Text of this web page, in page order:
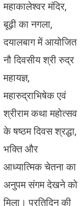
महाकालेश्वर मंदिर,
बूढ़ी का नगला,
दयालबाग में आयोजित
नौ दिवसीय श्री रुद्र
महायज्ञ,
महारुद्राभिषेक एवं
श्रीराम कथा महोत्सव
के षष्ठम दिवस श्रद्धा,
भक्ति और
आध्यात्मिक चेतना का
अनुपम संगम देखने को
मिला। प्रतिदिन की